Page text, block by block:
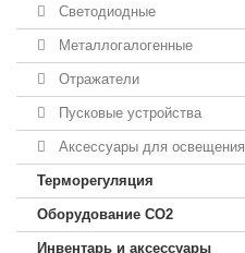
Светодиодные
Металлогалогенные
Отражатели
Пусковые устройства
Аксессуары для освещения
Терморегуляция
Оборудование CO2
Инвентарь и аксессуары